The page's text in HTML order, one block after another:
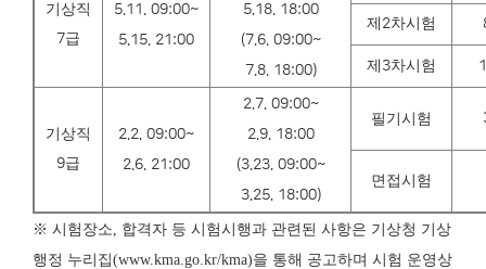
기상직
7급
5.11. 09:00~
5.15. 21:00
5.18. 18:00
(7.6. 09:00~
7.8. 18:00)
제 2차시험
제 3차시험
기상직
9급
2.2. 09:00~
2.6. 21:00
2.7. 09:00~
2.9. 18:00
(3.23. 09:00~
3.25. 18:00)
필기시험
면접시험
※ 시험장소, 합격자 등 시험시행과 관련된 사항은 기상청 기상
행정 누리집(www.kma.go.kr/kma)을 통해 공고하며 시험 운영상